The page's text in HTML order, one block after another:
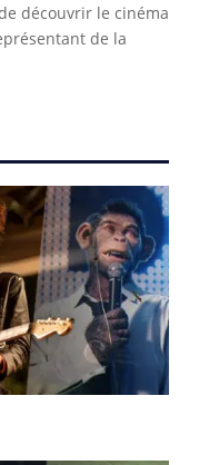
découvrir le cinéma
de la